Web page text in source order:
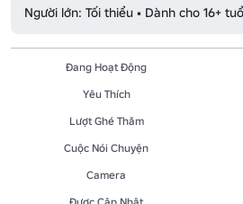
Người lớn: Tối thiểu • Dành cho 16+
Đang Hoạt Động
Yêu Thích
Lượt Ghé Thăm
Cuộc Nói Chuyện
Camera
Được Cập Nhật